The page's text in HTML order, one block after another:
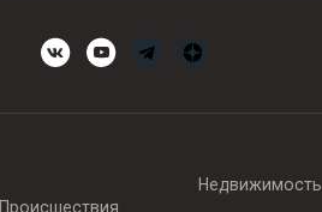
Происшествия
Недвижимость